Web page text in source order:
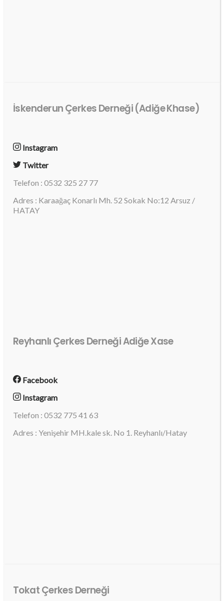
İskenderun Çerkes Derneği (Adiğe Khase)
Instagram
Twitter
Telefon : 0532 325 27 77
Adres : Karaağaç Konarlı Mh. 52 Sokak No:12 Arsuz /
HATAY
Reyhanlı Çerkes Derneği Adiğe Xase
Facebook
Instagram
Telefon : 0532 775 41 63
Adres : Yenişehir MH.kale sk. No 1. Reyhanlı/Hatay
Tokat Çerkes Derneği